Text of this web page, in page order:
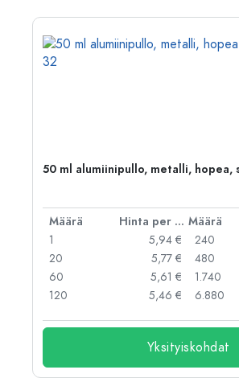
50 ml alumiinipullo, metalli, hopea,
Määrä Hinta per kpl Määrä
1
5,94 €
20
5,77 €
60
5,61 €
120
5,46 €
240
480
1.740
6.880
Yksityiskohdat